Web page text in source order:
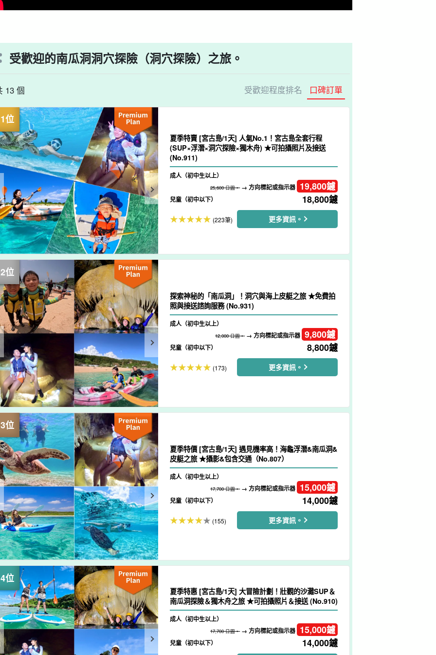
受歡迎的南瓜洞洞穴探險（洞穴探險）之旅。
13 個 受歡迎程度排名 口碑訂單
夏季特賣 [宮古島/1天] 人氣No.1！宮古島全套行程
(SUP×浮潛×洞穴探險×獨木舟) ★可拍攝照片及接送
(No.911)
成人（初中生以上）
25,600 日圓。→ 方向標記或指示器 19,800鑢
兒童（初中以下） 18,800鑢
(223筆) 更多資訊。
探索神秘的「南瓜洞」！洞穴與海上皮艇之旅 ★免費拍
照與接送諮詢服務 (No.931)
成人（初中生以上）
12,000 日圓。→ 方向標記或指示器 9,800鑢
兒童（初中以下） 8,800鑢
(173) 更多資訊。
夏季特價 [宮古島/1天] 遇見機率高！海龜浮潛&南瓜洞&
皮艇之旅 ★攝影&包含交通（No.807）
成人（初中生以上）
17,700 日圓。→ 方向標記或指示器 15,000鑢
兒童（初中以下） 14,000鑢
(155) 更多資訊。
夏季特惠 [宮古島/1天] 大冒險計劃！壯觀的沙灘SUP＆
南瓜洞探險＆獨木舟之旅 ★可拍攝照片＆接送 (No.910)
成人（初中生以上）
17,700 日圓。→ 方向標記或指示器 15,000鑢
兒童（初中以下） 14,000鑢